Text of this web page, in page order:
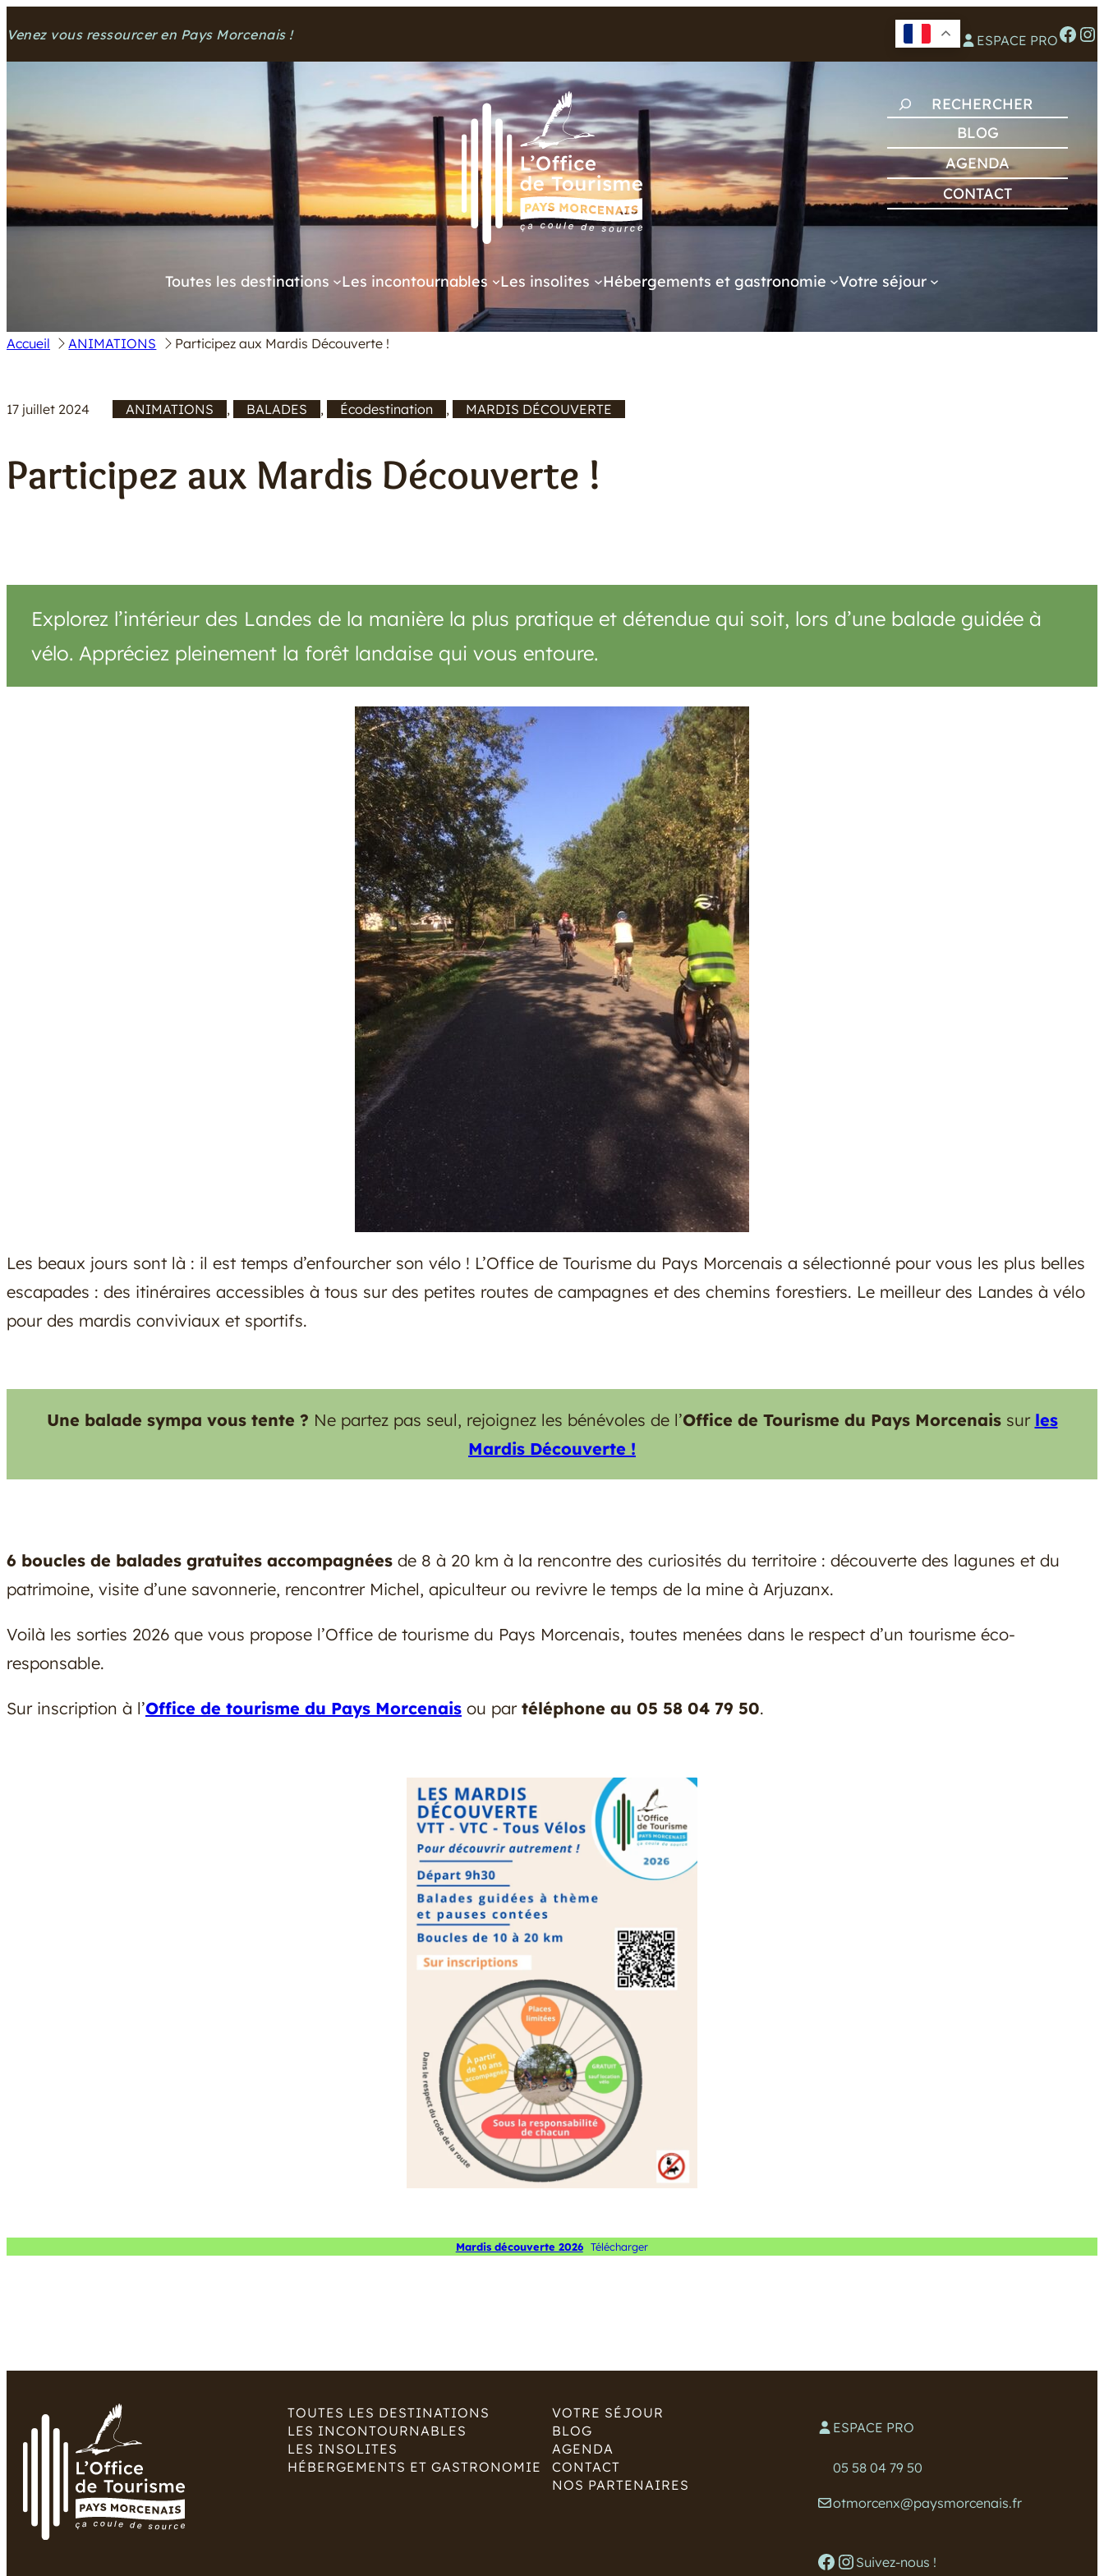
au
contenu
Venez vous ressourcer en Pays Morcenais ! ESPACE PROFacebook Instagram
C
H
E
R
H
R
BLOG
AGENDA
CONTACT
Toutes les destinations Les incontournables Les insolites Hébergements et gastronomie Votre séjour
Accueil ANIMATIONS Participez aux Mardis Découverte !
17 juillet 2024 ANIMATIONS , BALADES , Écodestination , MARDIS DÉCOUVERTE
Participez aux Mardis Découverte !
Explorez l’intérieur des Landes de la manière la plus pratique et détendue qui soit, lors d’une balade guidée à
vélo. Appréciez pleinement la forêt landaise qui vous entoure.
Les beaux jours sont là : il est temps d’enfourcher son vélo ! L’Office de Tourisme du Pays Morcenais a sélectionné pour vous les plus belles
escapades : des itinéraires accessibles à tous sur des petites routes de campagnes et des chemins forestiers. Le meilleur des Landes à vélo
pour des mardis conviviaux et sportifs.
Une balade sympa vous tente ? Ne partez pas seul, rejoignez les bénévoles de l’Office de Tourisme du Pays Morcenaissur les
Mardis Découverte !
6 boucles de balades gratuites accompagnées de 8 à 20 km à la rencontre des curiosités du territoire : découverte des lagunes et du
patrimoine, visite d’une savonnerie, rencontrer Michel, apiculteur ou revivre le temps de la mine à Arjuzanx.
Voilà les sorties 2026 que vous propose l’Office de tourisme du Pays Morcenais, toutes menées dans le respect d’un tourisme éco-
responsable.
Sur inscription à l’Office de tourisme du Pays Morcenais ou par téléphone au 05 58 04 79 50.
Mardis découverte 2026 Télécharger
TOUTES LES DESTINATIONS
LES INCONTOURNABLES
LES INSOLITES
HÉBERGEMENTS ET GASTRONOMIE
VOTRE SÉJOUR
BLOG
AGENDA
CONTACT
NOS PARTENAIRES
ESPACE PRO
05 58 04 79 50
otmorcenx@paysmorcenais.fr
Facebook Instagram Suivez-nous !